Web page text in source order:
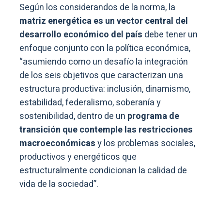
Según los considerandos de la norma, la
matriz energética es un vector central del
desarrollo económico del país debe tener un
enfoque conjunto con la política económica,
“asumiendo como un desafío la integración
de los seis objetivos que caracterizan una
estructura productiva: inclusión, dinamismo,
estabilidad, federalismo, soberanía y
sostenibilidad, dentro de un programa de
transición que contemple las restricciones
macroeconómicasy los problemas sociales,
productivos y energéticos que
estructuralmente condicionan la calidad de
vida de la sociedad”.